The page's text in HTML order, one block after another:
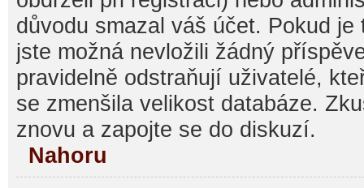
důvodu smazal váš účet. Pokud
jste možná nevložili žádný
pravidelně odstraňují uživatelé,
se zmenšila velikost databáze.
znovu a zapojte se do diskuzí.
Nahoru